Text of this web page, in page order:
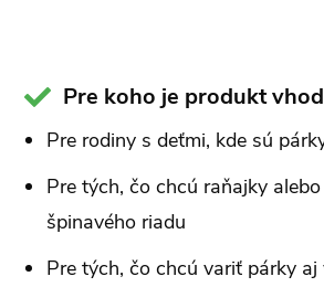
Pre koho je produkt
Pre rodiny s deťmi, kde sú
Pre tých, čo chcú raňajky
špinavého riadu
Pre tých, čo chcú variť párky